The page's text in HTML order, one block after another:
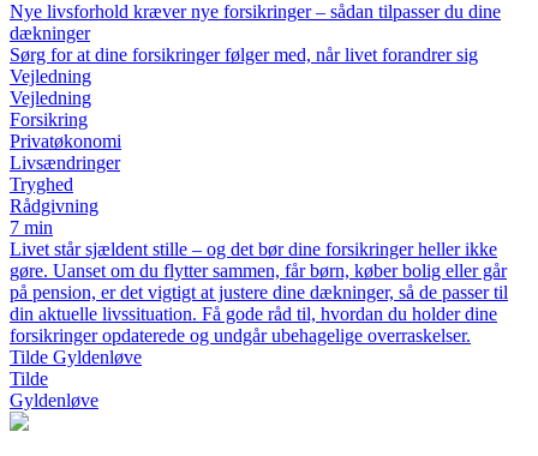
Nye livsforhold kræver nye forsikringer – sådan tilpasser du dine
dækninger
Sørg for at dine forsikringer følger med, når livet forandrer sig
Vejledning
Vejledning
Forsikring
Privatøkonomi
Livsændringer
Tryghed
Rådgivning
7 min
Livet står sjældent stille – og det bør dine forsikringer heller ikke
gøre. Uanset om du flytter sammen, får børn, køber bolig eller går
på pension, er det vigtigt at justere dine dækninger, så de passer til
din aktuelle livssituation. Få gode råd til, hvordan du holder dine
forsikringer opdaterede og undgår ubehagelige overraskelser.
Tilde Gyldenløve
Tilde
Gyldenløve